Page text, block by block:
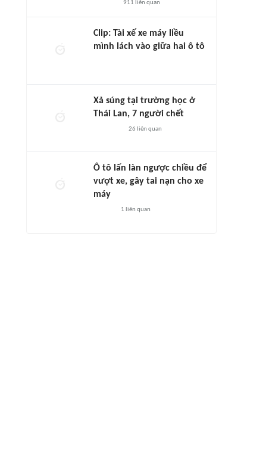
911 liên quan
Clip: Tài xế xe máy liều
mình lách vào giữa hai ô tô
Xả súng tại trường học ở
Thái Lan, 7 người chết
26 liên quan
Ô tô lấn làn ngược chiều để
vượt xe, gây tai nạn cho xe
máy
1 liên quan